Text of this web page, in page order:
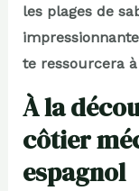
les plages de
te ressourcera
À la
côtier
espagnol